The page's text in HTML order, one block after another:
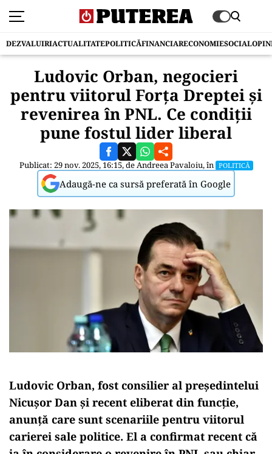
DEZVALUIRIACTUALITATEPOLITICĂFINANCIARECONOMIESOCIAL
Ludovic Orban, negocieri
pentru viitorul Forța Dreptei și
revenirea în PNL. Ce condiții
pune fostul lider liberal
Publicat: 29 nov. 2025, 16:15, deAndreea Pavaloiu, în POLITICĂ
Adaugă-ne ca sursă preferată în Google
Ludovic Orban, fost consilier al președintelui
Nicușor Dan și recent eliberat din funcție,
anunță care sunt scenariile pentru viitorul
carierei sale politice. El a confirmat recent că